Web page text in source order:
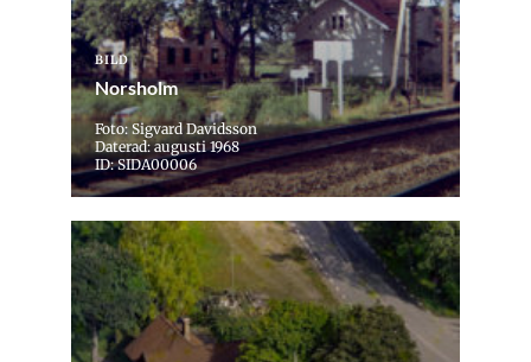
BILD
Norsholm
Foto: Sigvard Davidsson
Daterad: augusti 1968
ID: SIDA00006